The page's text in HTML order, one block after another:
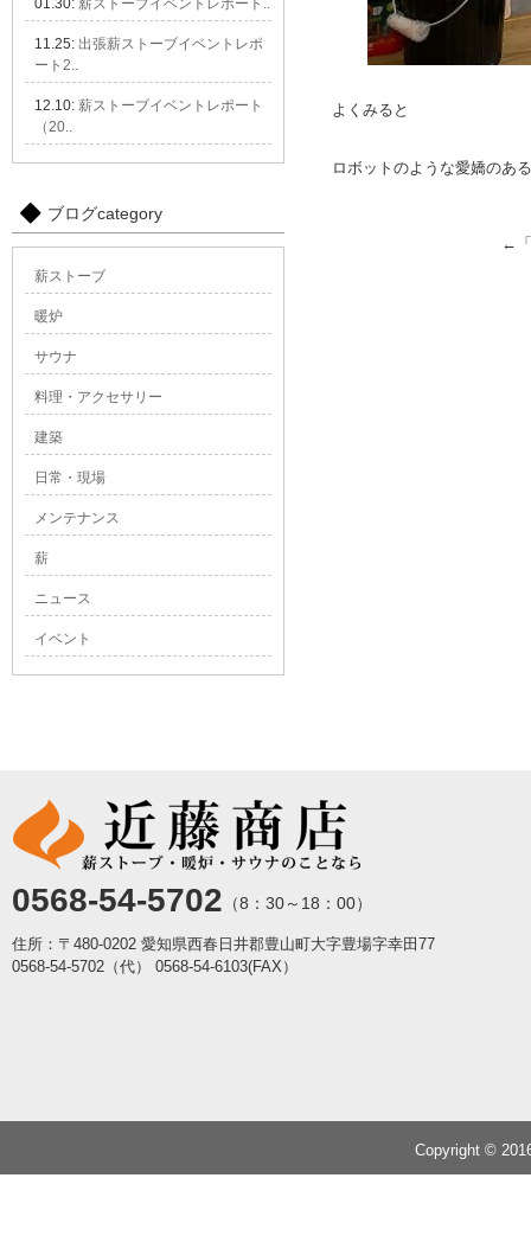
よくみると
ロボットのような愛嬌のあ
←「
01.30: 薪ストーブイベントレポート..
11.25: 出張薪ストーブイベントレポ
ート2..
12.10: 薪ストーブイベントレポート
（20..
ブログcategory
薪ストーブ
暖炉
サウナ
料理・アクセサリー
建築
日常・現場
メンテナンス
薪
ニュース
イベント
0568-54-5702 （8：30～18：00）
住所：〒480-0202 愛知県西春日井郡豊山町大字豊場字幸田77
0568-54-5702（代）
0568-54-6103(FAX）
Copyright ©